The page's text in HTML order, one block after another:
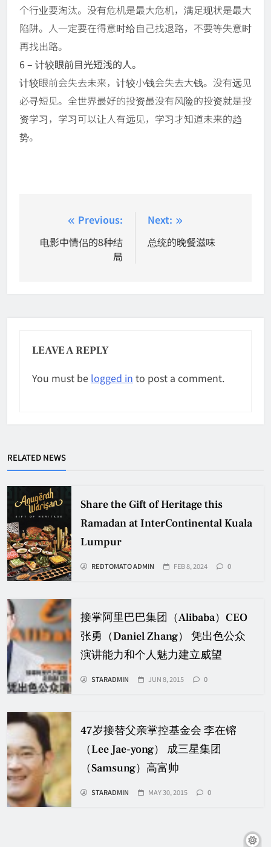
个行业要淘汰。没有危机是最大危机，满足现状是最大
陷阱。人一定要在得意时给自己找退路，不要等失意时
再找出路。
6 – 计较眼前目光短浅的人。
计较眼前会失去未来，计较小钱会失去大钱。没有远见
必寻短见。全世界最好的投资最没有风险的投资就是投
资学习，学习可以让人有远见，学习才知道未来的趋
势。
navigation
Previous:
电影中情侣的8种结
局
Next:
总统的晚餐滋味
LEAVE A REPLY
You must be logged in to post a comment.
RELATED NEWS
Share the Gift of Heritage this
Ramadan at InterContinental Kuala
Lumpur
REDTOMATO ADMIN FEB 8, 2024 0
接掌阿里巴巴集团（Alibaba）CEO
张勇（Daniel Zhang） 凭出色公众
演讲能力和个人魅力建立威望
STARADMIN JUN 8, 2015 0
47岁接替父亲掌控基金会 李在镕
（Lee Jae-yong） 成三星集团
（Samsung）高富帅
STARADMIN MAY 30, 2015 0